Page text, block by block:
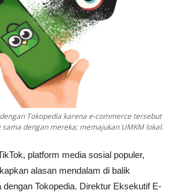
Tokopedia karena e-commerce tersebut
dengan mereka; memajukan UMKM lokal.
platform media sosial populer,
alasan mendalam di balik
Tokopedia. Direktur Eksekutif E-